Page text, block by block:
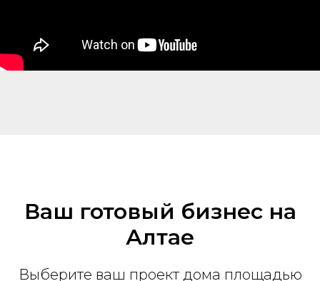
Ваш готовый бизнес на
Алтае
Выберите ваш проект дома площадью